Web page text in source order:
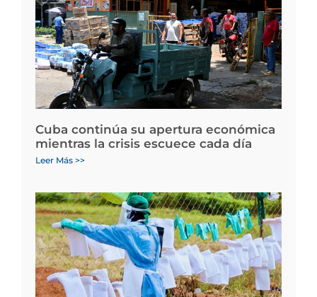
Cuba continúa su apertura económica
mientras la crisis escuece cada día
Leer Más >>